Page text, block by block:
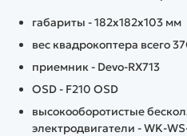
габариты - 182x182x103 мм
вес квадрокоптера всего
приемник - Devo-RX713
OSD - F210 OSD
высокооборотистые
электродвигатели - WK-